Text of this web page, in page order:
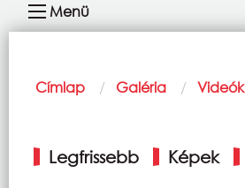
navigáció
Menü
Morzsa
Címlap Galéria Videók
fülek
Legfrissebb Képek